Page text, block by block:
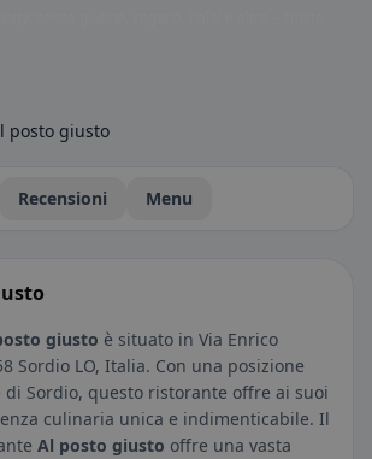
posto giusto
Recensioni Menu
giusto è situato in Via Enrico
Sordio LO, Italia. Con una posizione
di Sordio, questo ristorante offre ai suoi
culinaria unica e indimenticabile. Il
Al posto giusto offre una vasta